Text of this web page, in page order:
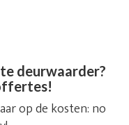
deurwaarder?
op de kosten: no